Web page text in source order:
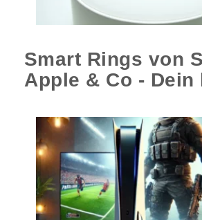
Smart Rings von
Apple & Co -